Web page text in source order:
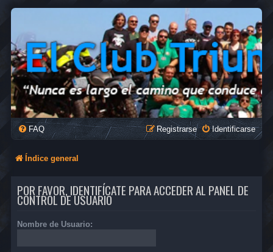
FAQ Identificarse
Registrarse
Índice general
POR FAVOR, IDENTIFÍCATE PARA ACCEDER AL PANEL DE
CONTROL DE USUARIO
Nombre de Usuario: